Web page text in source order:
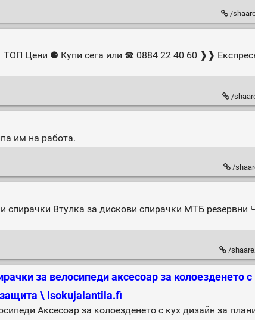
/
Цени ⚈ Купи сега или ☎ 0884 22 40 60 ❱❱
/
им на работа.
/
Втулка за дискови спирачки МТБ резервни
/
за велосипеди аксесоар за колоезденето с
защита \ Isokujalantila.fi
Аксесоар за колоезденето с кух дизайн за